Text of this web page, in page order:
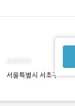
서울특별시 서초구